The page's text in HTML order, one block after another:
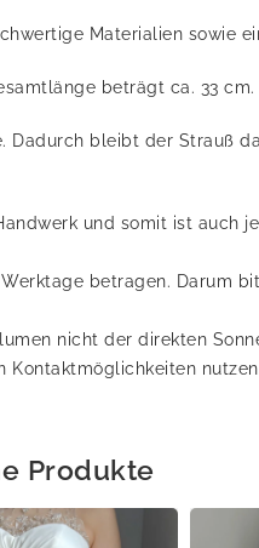
Materialien sowie
beträgt ca. 33 cm.
Dadurch bleibt der Strauß
und somit ist auch
betragen. Darum
nicht der direkten
Kontaktmöglichkeiten
Produkte